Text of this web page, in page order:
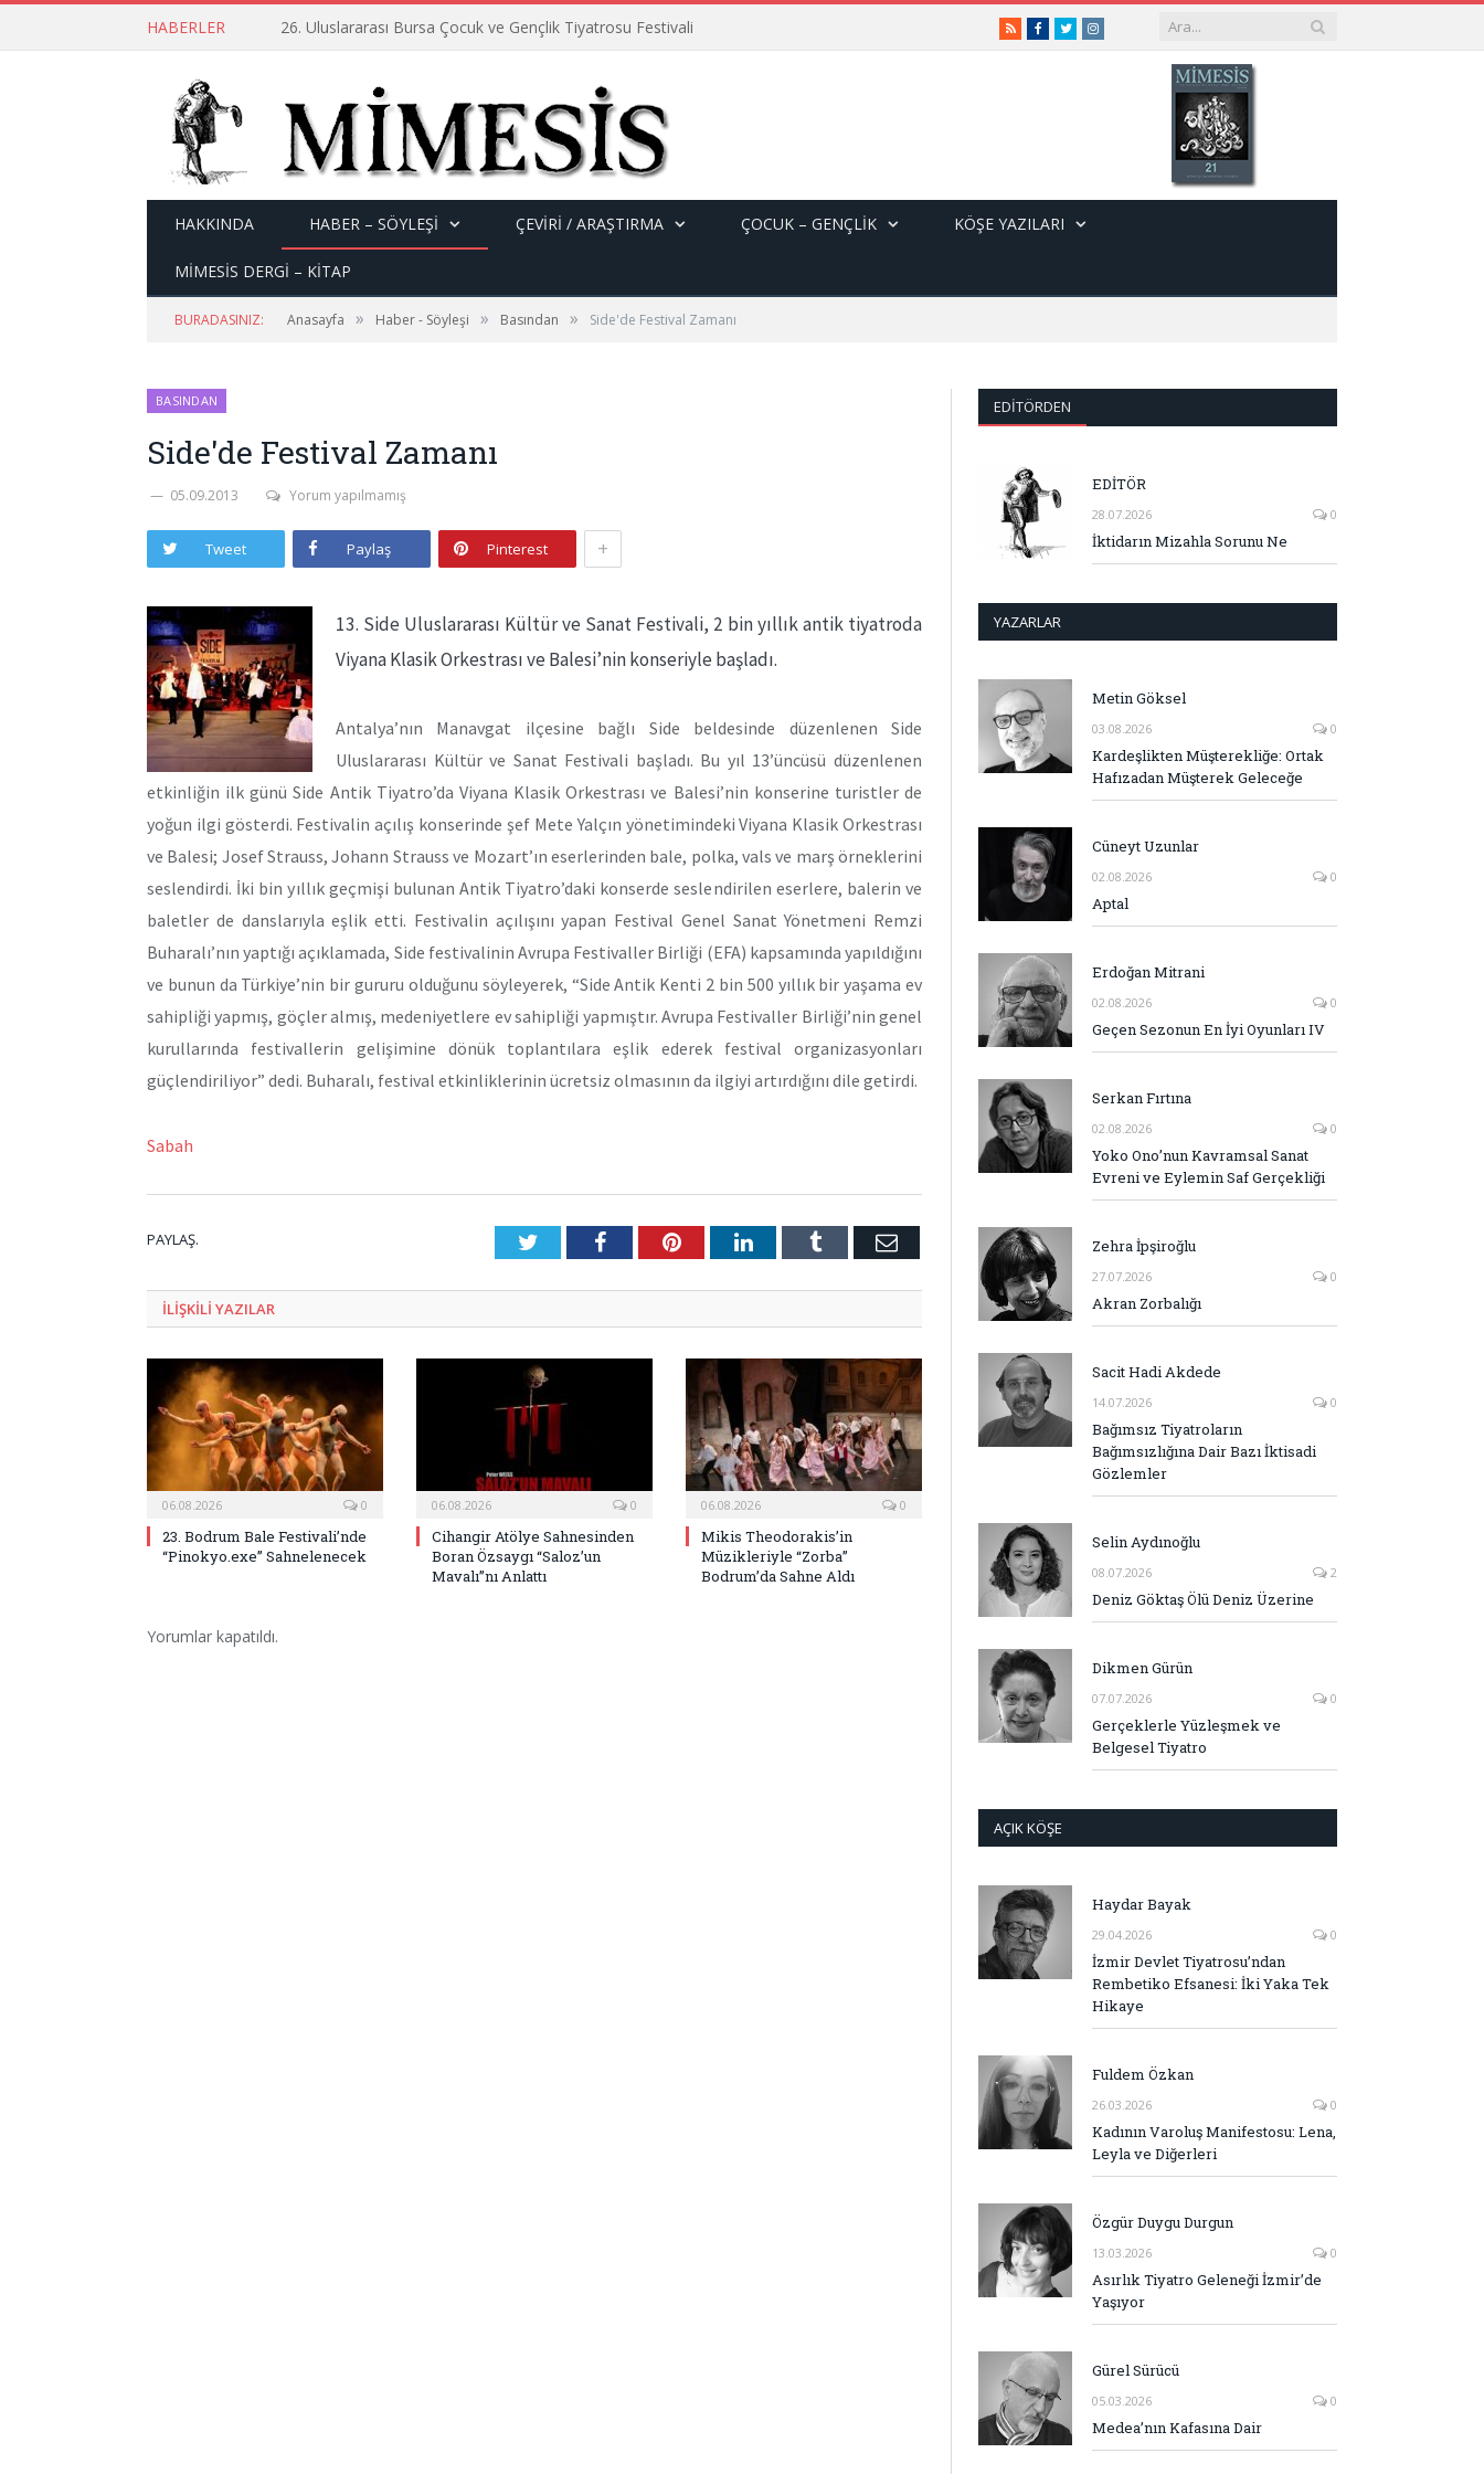
HABERLER 26. Uluslararası Bursa Çocuk ve Gençlik Tiyatrosu Festivali RSSFacebook
TwitterInstagram
HAKKINDA HABER – SÖYLEŞI ÇEVİRİ / ARAŞTIRMA ÇOCUK – GENÇLIK KÖŞE YAZILARI
MİMESİS DERGİ – KİTAP
BURADASINIZ: Anasayfa » Haber - Söyleşi » Basından » Side'de Festival Zamanı
BASINDAN
Side'de Festival Zamanı
05.09.2013 Yorum yapılmamış
Tweet Paylaş Pinterest +
13. Side Uluslararası Kültür ve Sanat Festivali, 2 bin yıllık antik tiyatroda
Viyana Klasik Orkestrası ve Balesi’nin konseriyle başladı.
Antalya’nın Manavgat ilçesine bağlı Side beldesinde düzenlenen Side
Uluslararası Kültür ve Sanat Festivali başladı. Bu yıl 13’üncüsü düzenlenen
etkinliğin ilk günü Side Antik Tiyatro’da Viyana Klasik Orkestrası ve Balesi’nin konserine turistler de
yoğun ilgi gösterdi. Festivalin açılış konserinde şef Mete Yalçın yönetimindeki Viyana Klasik Orkestrası
ve Balesi; Josef Strauss, Johann Strauss ve Mozart’ın eserlerinden bale, polka, vals ve marş örneklerini
seslendirdi. İki bin yıllık geçmişi bulunan Antik Tiyatro’daki konserde seslendirilen eserlere, balerin ve
baletler de danslarıyla eşlik etti. Festivalin açılışını yapan Festival Genel Sanat Yönetmeni Remzi
Buharalı’nın yaptığı açıklamada, Side festivalinin Avrupa Festivaller Birliği (EFA) kapsamında yapıldığını
ve bunun da Türkiye’nin bir gururu olduğunu söyleyerek, “Side Antik Kenti 2 bin 500 yıllık bir yaşama ev
sahipliği yapmış, göçler almış, medeniyetlere ev sahipliği yapmıştır. Avrupa Festivaller Birliği’nin genel
kurullarında festivallerin gelişimine dönük toplantılara eşlik ederek festival organizasyonları
güçlendiriliyor” dedi. Buharalı, festival etkinliklerinin ücretsiz olmasının da ilgiyi artırdığını dile getirdi.
Sabah
PAYLAŞ. TwitterFacebookPinterestLinkedInTumblr E-
ILIŞKILI YAZILAR
06.08.2026 0
23. Bodrum Bale Festivali’nde
“Pinokyo.exe” Sahnelenecek
06.08.2026 0
Cihangir Atölye Sahnesinden
Boran Özsaygı “Saloz’un
Mavalı”nı Anlattı
06.08.2026 0
Mikis Theodorakis’in
Müzikleriyle “Zorba”
Bodrum’da Sahne Aldı
Yorumlar kapatıldı.
EDITÖRDEN
EDİTÖR
28.07.2026 0
İktidarın Mizahla Sorunu Ne
YAZARLAR
Metin Göksel
03.08.2026 0
Kardeşlikten Müşterekliğe: Ortak
Hafızadan Müşterek Geleceğe
Cüneyt Uzunlar
02.08.2026 0
Aptal
Erdoğan Mitrani
02.08.2026 0
Geçen Sezonun En İyi Oyunları IV
Serkan Fırtına
02.08.2026 0
Yoko Ono’nun Kavramsal Sanat
Evreni ve Eylemin Saf Gerçekliği
Zehra İpşiroğlu
27.07.2026 0
Akran Zorbalığı
Sacit Hadi Akdede
14.07.2026 0
Bağımsız Tiyatroların
Bağımsızlığına Dair Bazı İktisadi
Gözlemler
Selin Aydınoğlu
08.07.2026 2
Deniz Göktaş Ölü Deniz Üzerine
Dikmen Gürün
07.07.2026 0
Gerçeklerle Yüzleşmek ve
Belgesel Tiyatro
AÇIK KÖŞE
Haydar Bayak
29.04.2026 0
İzmir Devlet Tiyatrosu’ndan
Rembetiko Efsanesi: İki Yaka Tek
Hikaye
Fuldem Özkan
26.03.2026 0
Kadının Varoluş Manifestosu: Lena,
Leyla ve Diğerleri
Özgür Duygu Durgun
13.03.2026 0
Asırlık Tiyatro Geleneği İzmir’de
Yaşıyor
Gürel Sürücü
05.03.2026 0
Medea’nın Kafasına Dair